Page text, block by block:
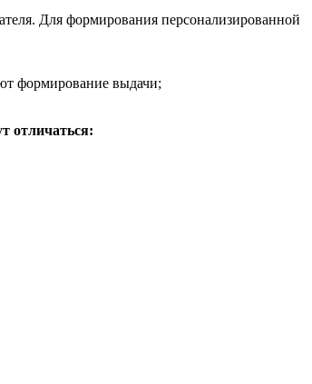
Для формирования персонализированной
формирование выдачи;
отличаться: